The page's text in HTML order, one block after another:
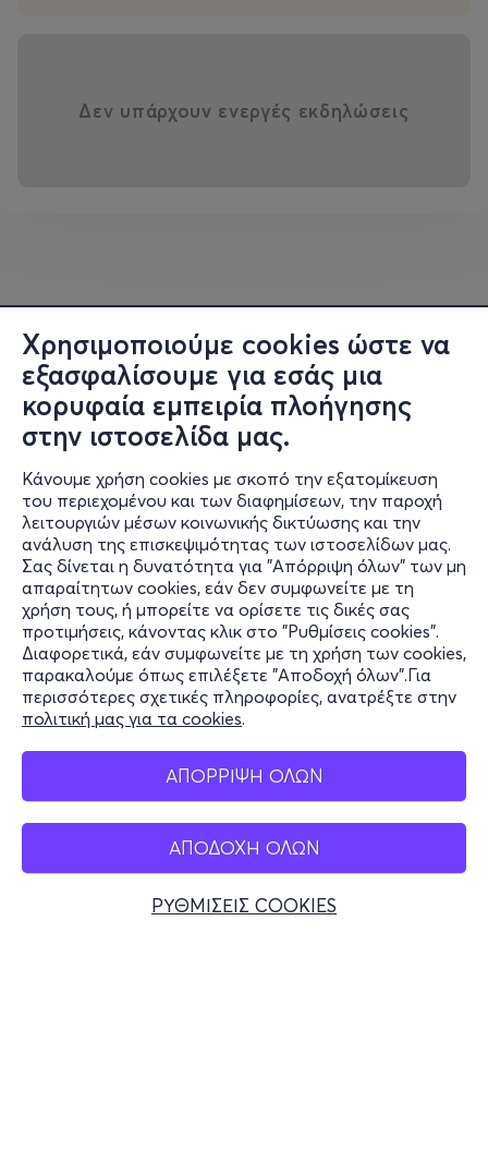
Χρησιμοποιούμε cookies ώστε να
εξασφαλίσουμε για εσάς μια
κορυφαία εμπειρία πλοήγησης
στην ιστοσελίδα μας.
Κάνουμε χρήση cookies με σκοπό την εξατομίκευση
του περιεχομένου και των διαφημίσεων, την παροχή
λειτουργιών μέσων κοινωνικής δικτύωσης και την
ανάλυση της επισκεψιμότητας των ιστοσελίδων μας.
Σας δίνεται η δυνατότητα για "Απόρριψη όλων" των μη
απαραίτητων cookies, εάν δεν συμφωνείτε με τη
χρήση τους, ή μπορείτε να ορίσετε τις δικές σας
προτιμήσεις, κάνοντας κλικ στο "Ρυθμίσεις cookies".
Διαφορετικά, εάν συμφωνείτε με τη χρήση των cookies,
παρακαλούμε όπως επιλέξετε "Αποδοχή όλων".Για
περισσότερες σχετικές πληροφορίες, ανατρέξτε στην
πολιτική μας για τα cookies.
ΑΠΟΡΡΙΨΗ ΟΛΩΝ
ΑΠΟΔΟΧΗ ΟΛΩΝ
ΡΥΘΜΙΣΕΙΣ COOKIES
Δεν υπάρχουν ενεργές εκδηλώσεις
Πληροφορίες
Υποστήριξη
Stay Connected
Mobile app